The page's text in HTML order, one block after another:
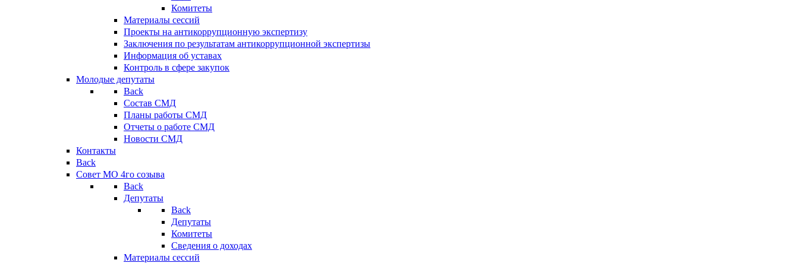
Комитеты
Материалы сессий
Проекты на антикоррупционную экспертизу
Заключения по результатам антикоррупционной экспертизы
Информация об уставах
Контроль в сфере закупок
Молодые депутаты
Back
Состав СМД
Планы работы СМД
Отчеты о работе СМД
Новости СМД
Контакты
Back
Совет МО 4го созыва
Back
Депутаты
Back
Депутаты
Комитеты
Сведения о доходах
Материалы сессий